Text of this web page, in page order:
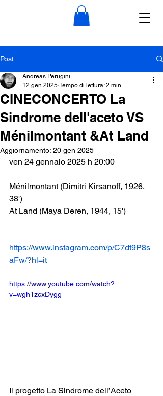
Post
CINECONCERTO La
Sindrome dell'aceto VS
Ménilmontant &At Land
Andreas Perugini
12 gen 2025 Tempo di lettura: 2 min
Aggiornamento: 20 gen 2025
ven 24 gennaio 2025 h 20:00
Ménilmontant (Dimitri Kirsanoff, 1926,
38')
At Land (Maya Deren, 1944, 15')
https://www.instagram.com/p/C7dt9P8s
aFw/?hl=it
https://www.youtube.com/watch?
v=wgh1zcxDygg
Il progetto La Sindrome dell’Aceto